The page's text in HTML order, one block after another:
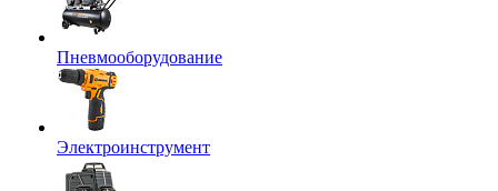
Пневмооборудование
Электроинструмент